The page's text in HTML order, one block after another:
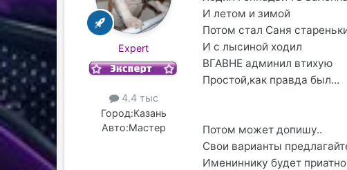
Expert
4.4 тыс
Город:Казань
Авто:Мастер
И летом и зимой
Потом стал Саня
И с лысиной ходил
ВГАВНЕ админил втихую
Простой,как правда был...
Потом может допишу..
Свои варианты
Имениннику будет